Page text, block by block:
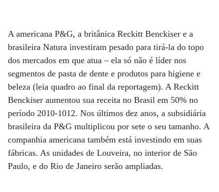
A americana P&G, a britânica Reckitt Benckiser e a
brasileira Natura investiram pesado para tirá-la do topo
dos mercados em que atua – ela só não é líder nos
segmentos de pasta de dente e produtos para higiene e
beleza (leia quadro ao final da reportagem). A Reckitt
Benckiser aumentou sua receita no Brasil em 50% no
período 2010-1012. Nos últimos dez anos, a subsidiária
brasileira da P&G multiplicou por sete o seu tamanho. A
companhia americana também está investindo em suas
fábricas. As unidades de Louveira, no interior de São
Paulo, e do Rio de Janeiro serão ampliadas.